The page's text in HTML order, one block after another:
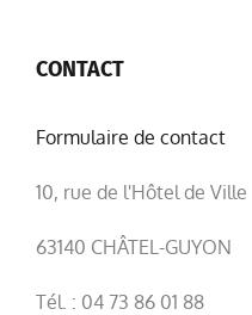
CONTACT
Formulaire de contact
10, rue de l'Hôtel de Ville
63140 CHÂTEL-GUYON
Tél. : 04 73 86 01 88